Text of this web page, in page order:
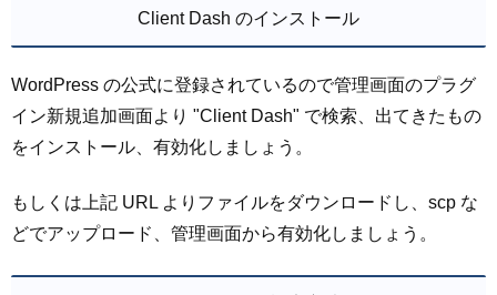
Client Dash のインストール
WordPress の公式に登録されているので管理画面のプラグ
イン新規追加画面より "Client Dash" で検索、出てきたもの
をインストール、有効化しましょう。
もしくは上記 URL よりファイルをダウンロードし、scp な
どでアップロード、管理画面から有効化しましょう。